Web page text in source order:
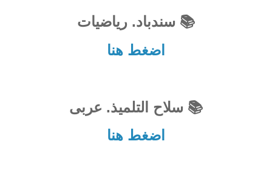
📚 سندباد. رياضيات
اضغط هنا
📚 سلاح التلميذ. عربى
اضغط هنا